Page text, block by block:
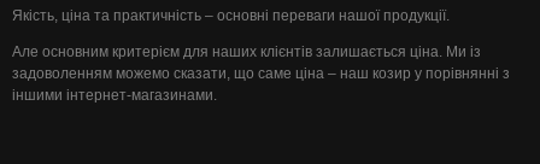
Якість, ціна та практичність – основні переваги нашої продукції.
Але основним критерієм для наших клієнтів залишається ціна. Ми із
задоволенням можемо сказати, що саме ціна – наш козир у порівнянні з
іншими інтернет-магазинами.